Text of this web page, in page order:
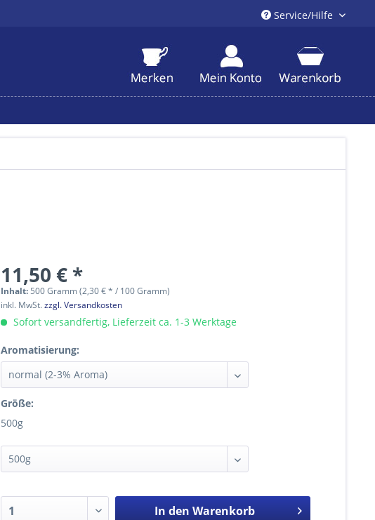
Service/Hilfe
11,50 € *
Inhalt: 500 Gramm (2,30 € * / 100 Gramm)
inkl. MwSt.zzgl. Versandkosten
Sofort versandfertig, Lieferzeit ca. 1-3 Werktage
Aromatisierung:
Größe:
500g
In den Warenkorb